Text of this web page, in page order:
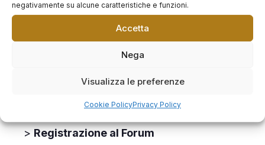
negativamente su alcune caratteristiche e funzioni.
Accetta
Nega
Visualizza le preferenze
Cookie PolicyPrivacy Policy
Susa, è un simbolo di tradizione e passione per
l’arte bianca. Con oltre 60 anni di esperienza,
offre panettoni e colombe artigianali che
celebrano la lentezza e la cura della lavorazione,
unendo generazioni e momenti di festa.
> Registrazione al Forum